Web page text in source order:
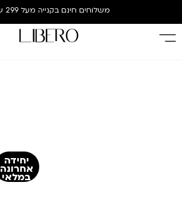
משלוחים חינם בקנייה מעל 299 ש”ח
יחידה
אחרונה
במלאי